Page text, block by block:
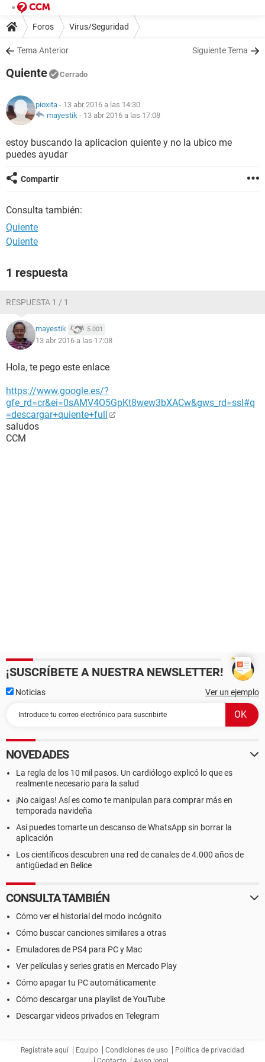
Foros Virus/Seguridad
Tema Anterior Siguiente Tema
Quiente Cerrado
pioxita - 13 abr 2016 a las 14:30
mayestik - 13 abr 2016 a las 17:08
estoy buscando la aplicacion quiente y no la ubico me
puedes ayudar
Compartir
Consulta también:
Quiente
Quiente
1 respuesta
RESPUESTA 1 / 1
mayestik 5.001
13 abr 2016 a las 17:08
Hola, te pego este enlace
https://www.google.es/?
gfe_rd=cr&ei=0sAMV4O5GpKt8wew3bXACw&gws_rd=ssl#q
=descargar+quiente+full
saludos
CCM
¡SUSCRÍBETE A NUESTRA NEWSLETTER!
Noticias Ver un ejemplo
NOVEDADES
La regla de los 10 mil pasos. Un cardiólogo explicó lo que es
realmente necesario para la salud
¡No caigas! Así es como te manipulan para comprar más en
temporada navideña
Así puedes tomarte un descanso de WhatsApp sin borrar la
aplicación
Los científicos descubren una red de canales de 4.000 años de
antigüedad en Belice
CONSULTA TAMBIÉN
Cómo ver el historial del modo incógnito
Cómo buscar canciones similares a otras
Emuladores de PS4 para PC y Mac
Ver películas y series gratis en Mercado Play
Cómo apagar tu PC automáticamente
Cómo descargar una playlist de YouTube
Descargar videos privados en Telegram
Regístrate aquí Equipo Condiciones de uso
Política de privacidad